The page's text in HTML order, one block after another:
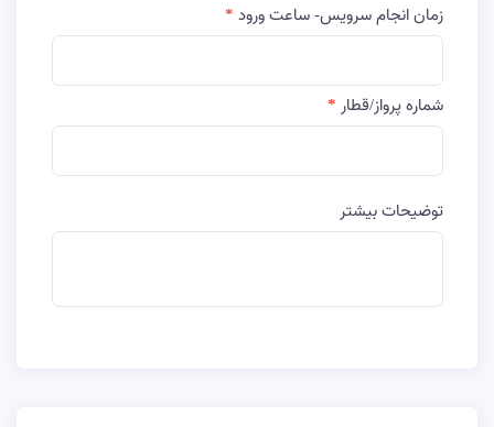
زمان انجام سرویس- ساعت ورود
شماره پرواز/قطار
توضیحات بیشتر